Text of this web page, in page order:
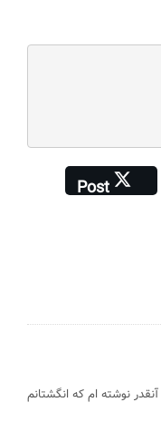
G
m
Post
نوشته ام که انگشتانم